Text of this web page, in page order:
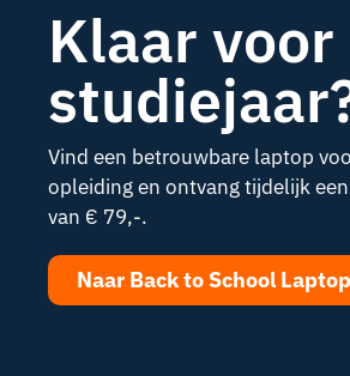
Klaar
Vind een betrouwbare laptop
opleiding en ontvang tijdelijk
van € 79,-.
Naar Back to School